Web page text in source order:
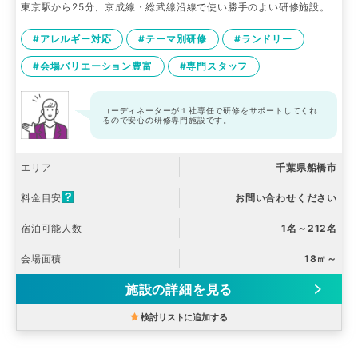
東京駅から25分、京成線・総武線沿線で使い勝手のよい研修施設。
#アレルギー対応 #テーマ別研修 #ランドリー
#会場バリエーション豊富 #専門スタッフ
コーディネーターが１社専任で研修をサポートしてくれ
るので安心の研修専門施設です。
エリア 千葉県船橋市
料金目安 お問い合わせください
宿泊可能人数 1名～212名
会場面積 18㎡～
施設の詳細を見る
検討リストに追加する